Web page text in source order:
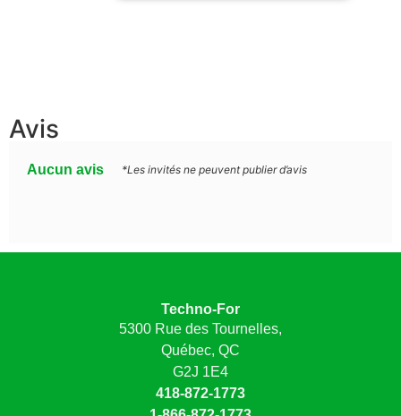
Avis
Aucun avis *Les invités ne peuvent publier d’avis
Techno-For
5300 Rue des Tournelles,
Québec, QC
G2J 1E4
418-872-1773